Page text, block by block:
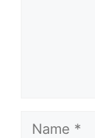
Name